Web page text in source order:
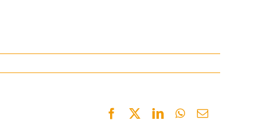
Facebook
TwitterLinkedInWhatsApp
Email